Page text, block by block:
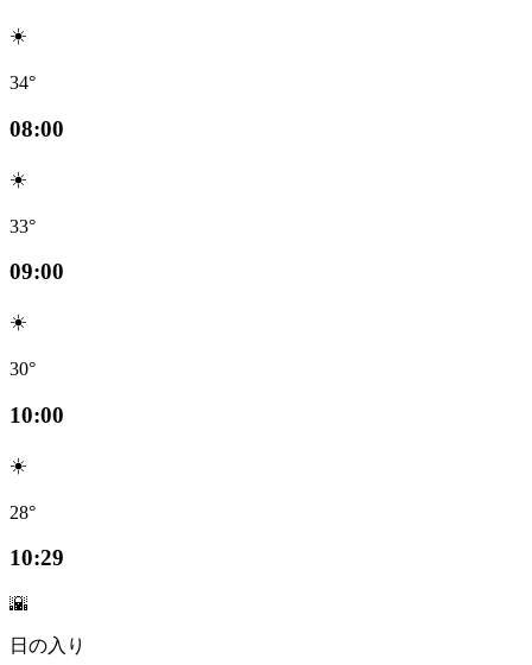
☀️
34°
08:00
☀️
33°
09:00
☀️
30°
10:00
☀️
28°
10:29
🌇
日の入り